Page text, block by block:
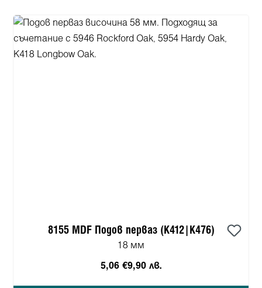
8155 MDF Подов перваз (K412|K476)
18 мм
5,06 €9,90 лв.